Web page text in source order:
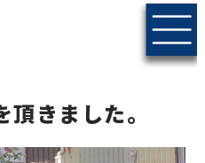
お庭当番にお任せください
きました。